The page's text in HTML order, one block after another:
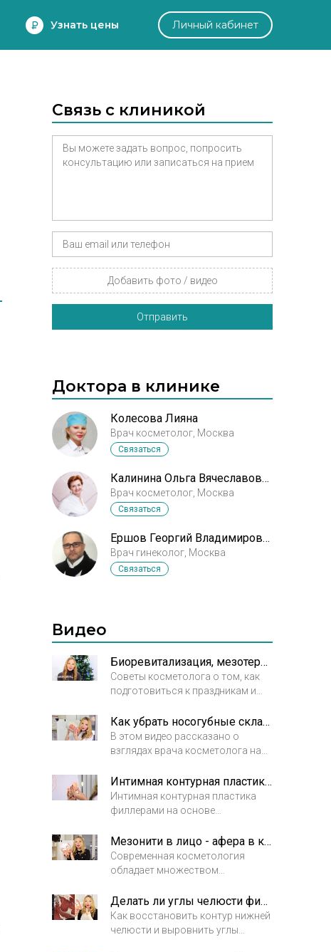
Узнать цены Личный кабинет
Связь с клиникой
Добавить фото / видео
Отправить
Доктора в клинике
Колесова Лияна
Врач косметолог, Москва
Связаться
Калинина Ольга Вячеславовна
Врач косметолог, Москва
Связаться
Ершов Георгий Владимирович
Врач гинеколог, Москва
Связаться
Видео
Биоревитализация, мезотерапия или косметический уход за день до праздника?
Советы косметолога о том, как
подготовиться к праздникам и
мероприятия, перед которыми не
стоит делать инъекции красоты
Как убрать носогубные складки?
В этом видео рассказано о
взглядах врача косметолога на
Интимная контурная пластика в работе врача косметолога
Интимная контурная пластика
филлерами на основе
проверенным (с 2011 года в
России), безопасным (1 реакция
на 10 000 человек), и
Сексуальных, Функциональных и
Эстетических проблем!
Мезонити в лицо - афера в косметологии или нет?
Современная косметология
обладает множеством
создать лифтинг лица. Что
происходит внутри после
постановки нитей, как выглядит
Делать ли углы челюсти филлером?
Как восстановить контур нижней
челюсти и выровнить углы